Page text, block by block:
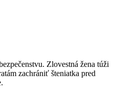
Zlovestná žena túži
zachrániť šteniatka pred